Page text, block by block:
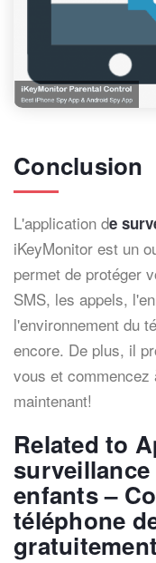
Conclusion
L'application de
iKeyMonitor est un
permet de protéger
SMS, les appels,
l'environnement du
encore. De plus, il
vous et
maintenant!
Related to
enfants –
téléphone
gratuitement